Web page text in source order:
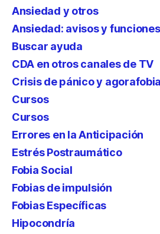
Ansiedad y otros
Ansiedad: avisos y funciones
Buscar ayuda
CDA en otros canales de TV
Crisis de pánico y agorafobia
Cursos
Cursos
Errores en la Anticipación
Estrés Postraumático
Fobia Social
Fobias de impulsión
Fobias Específicas
Hipocondría